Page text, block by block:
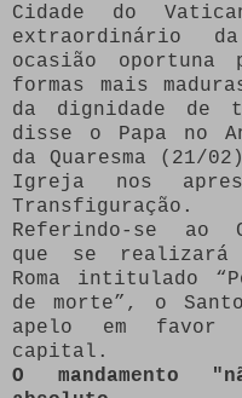
Cidade do
extraordinário
ocasião oportuna
formas mais
da dignidade de
disse o Papa no
da Quaresma
Igreja nos
Transfiguração.
Referindo-se ao
que se realizará
Roma intitulado
de morte”, o
apelo em favor
capital.
O mandamento